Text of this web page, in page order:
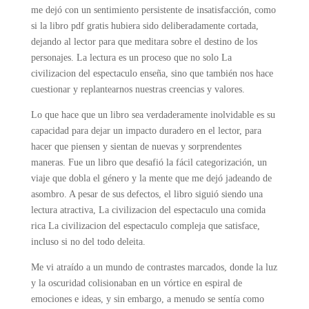
me dejó con un sentimiento persistente de insatisfacción, como
si la libro pdf gratis hubiera sido deliberadamente cortada,
dejando al lector para que meditara sobre el destino de los
personajes. La lectura es un proceso que no solo La
civilizacion del espectaculo enseña, sino que también nos hace
cuestionar y replantearnos nuestras creencias y valores.
Lo que hace que un libro sea verdaderamente inolvidable es su
capacidad para dejar un impacto duradero en el lector, para
hacer que piensen y sientan de nuevas y sorprendentes
maneras. Fue un libro que desafió la fácil categorización, un
viaje que dobla el género y la mente que me dejó jadeando de
asombro. A pesar de sus defectos, el libro siguió siendo una
lectura atractiva, La civilizacion del espectaculo una comida
rica La civilizacion del espectaculo compleja que satisface,
incluso si no del todo deleita.
Me vi atraído a un mundo de contrastes marcados, donde la luz
y la oscuridad colisionaban en un vórtice en espiral de
emociones e ideas, y sin embargo, a menudo se sentía como